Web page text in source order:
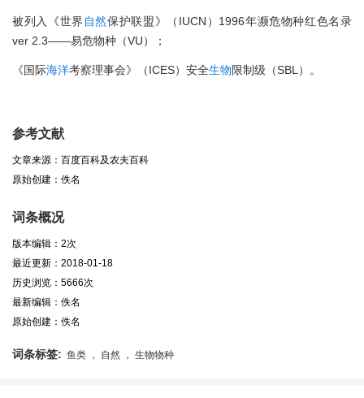
被列入《世界 自然保护联盟》（IUCN）1996年濒危物种红色名录
ver 2.3——易危物种（VU）；
《国际海洋考察理事会》（ICES）安全生物限制级（SBL）。
参考文献
文章来源：百度百科及农夫百科
原始创建：佚名
词条概况
版本编辑：2次
最近更新：2018-01-18
历史浏览：5666次
最新编辑：佚名
原始创建：佚名
词条标签: 鱼类 ， 自然 ， 生物物种